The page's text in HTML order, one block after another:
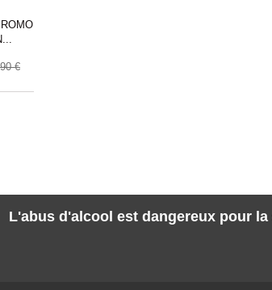
€
L'abus d'alcool est dangereux pour